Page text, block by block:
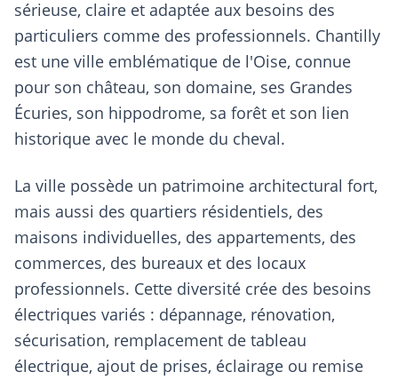
sérieuse, claire et adaptée aux besoins des
particuliers comme des professionnels. Chantilly
est une ville emblématique de l'Oise, connue
pour son château, son domaine, ses Grandes
Écuries, son hippodrome, sa forêt et son lien
historique avec le monde du cheval.
La ville possède un patrimoine architectural fort,
mais aussi des quartiers résidentiels, des
maisons individuelles, des appartements, des
commerces, des bureaux et des locaux
professionnels. Cette diversité crée des besoins
électriques variés : dépannage, rénovation,
sécurisation, remplacement de tableau
électrique, ajout de prises, éclairage ou remise